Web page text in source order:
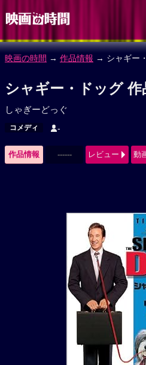
映画の時間 → 作品情報 → シャギー
シャギー・ドッグ 作
しゃぎーどっぐ
コメディ -
作品情報 ------ レビュー 動